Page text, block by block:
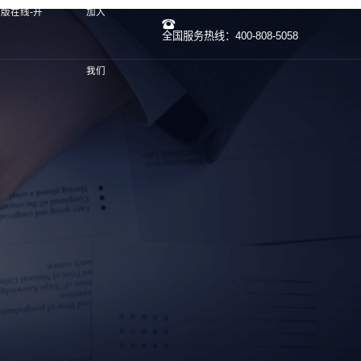
在线-开 加入
我们
全国服务热线：400-808-5058